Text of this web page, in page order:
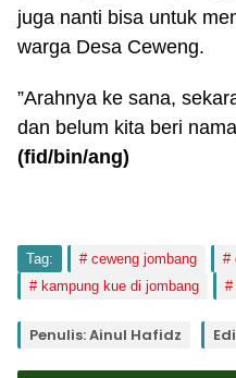
juga nanti bisa untuk
warga Desa Ceweng.
”Arahnya ke sana,
dan belum kita beri
(fid/bin/ang)
Tag: ceweng jombang
kampung kue di jombang
Penulis: Ainul Hafidz